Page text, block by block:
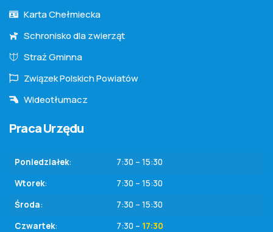
Praca Urzędu
Poniedziałek:
7:30 – 15:30
Wtorek:
7:30 – 15:30
Środa:
7:30 – 15:30
Czwartek: 7:30 – 17:30
Karta Chełmiecka
Schronisko dla zwierząt
Straż Gminna
Związek Polskich Powiatów
Wideotłumacz